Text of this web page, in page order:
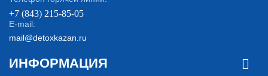
+7 (843) 215-85-05
E-mail:
mail@detoxkazan.ru
ИНФОРМАЦИЯ